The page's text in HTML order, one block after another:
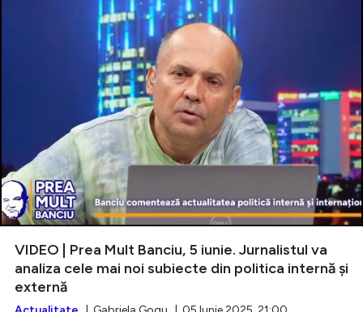
VIDEO | Prea Mult Banciu, 5 iunie. Jurnalistul va
analiza cele mai noi subiecte din politica internă și
externă